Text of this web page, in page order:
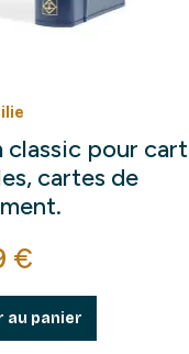
classic pour
cartes de
€
au panier